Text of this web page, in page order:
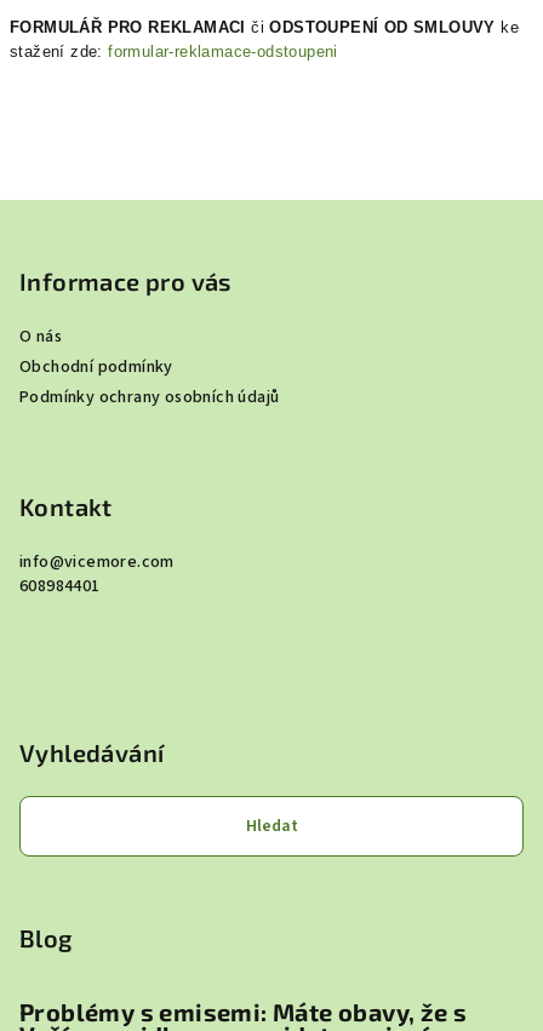
FORMULÁŘ PRO REKLAMACI čiODSTOUPENÍ OD SMLOUVY ke
stažení zde:formular-reklamace-odstoupeni
Informace pro vás
O nás
Obchodní podmínky
Podmínky ochrany osobních údajů
Kontakt
info@vicemore.com
608984401
Vyhledávání
Hledat
Blog
Problémy s emisemi: Máte obavy, že s